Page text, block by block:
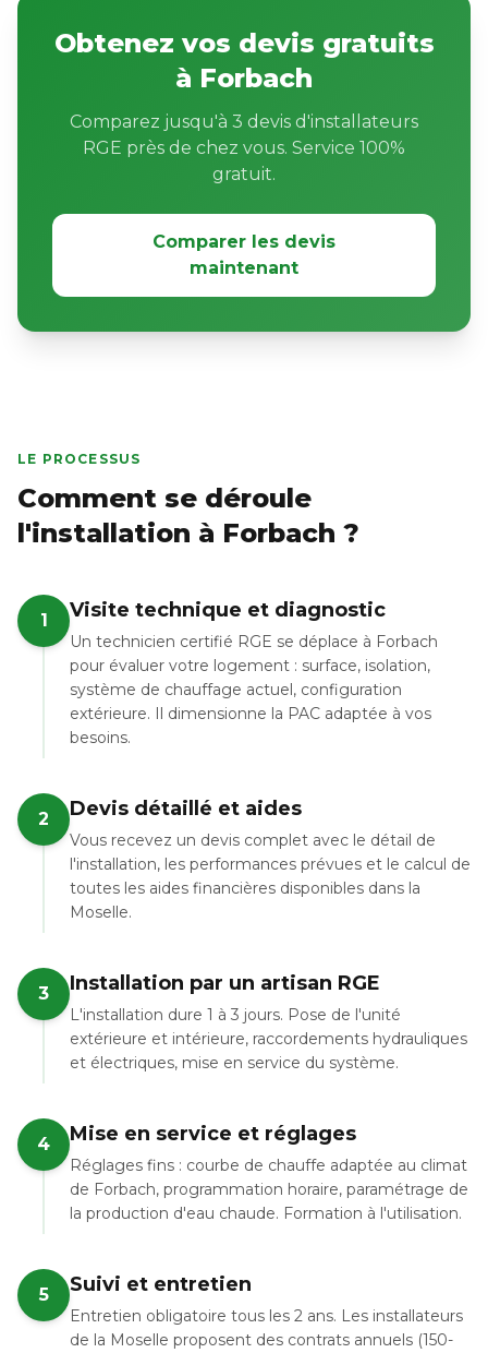
Obtenez vos devis gratuits
à Forbach
Comparez jusqu'à 3 devis d'installateurs
RGE près de chez vous. Service 100%
gratuit.
Comparer les devis
maintenant
LE PROCESSUS
Comment se déroule
l'installation à Forbach ?
1 Visite technique et diagnostic
Un technicien certifié RGE se déplace à Forbach
pour évaluer votre logement : surface, isolation,
système de chauffage actuel, configuration
extérieure. Il dimensionne la PAC adaptée à vos
besoins.
2 Devis détaillé et aides
Vous recevez un devis complet avec le détail de
l'installation, les performances prévues et le calcul de
toutes les aides financières disponibles dans la
Moselle.
3 Installation par un artisan RGE
L'installation dure 1 à 3 jours. Pose de l'unité
extérieure et intérieure, raccordements hydrauliques
et électriques, mise en service du système.
4 Mise en service et réglages
Réglages fins : courbe de chauffe adaptée au climat
de Forbach, programmation horaire, paramétrage de
la production d'eau chaude. Formation à l'utilisation.
5 Suivi et entretien
Entretien obligatoire tous les 2 ans. Les installateurs
de la Moselle proposent des contrats annuels (150-